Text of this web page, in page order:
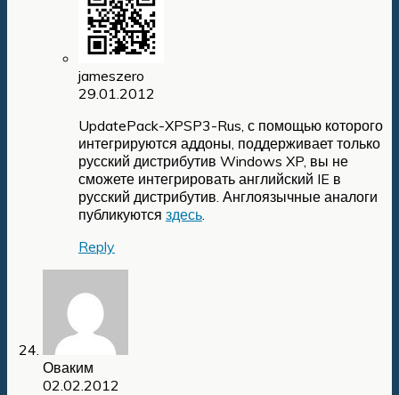
jameszero
29.01.2012
UpdatePack-XPSP3-Rus, с помощью которого
интегрируются аддоны, поддерживает только
русский дистрибутив Windows XP, вы не
сможете интегрировать английский IE в
русский дистрибутив. Англоязычные аналоги
публикуются здесь
Reply
Оваким
02.02.2012